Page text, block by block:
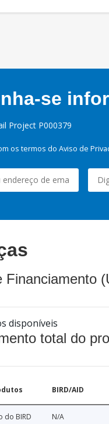
se
Project P000379
os termos do Aviso de
Financiamento
disponíveis
total do
BIRD/AID
do BIRD N/A